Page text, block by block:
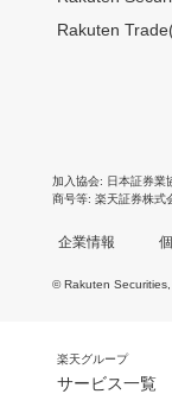
Rakuten
加入協会 日本証券業
商号等 楽天証券株式
企業情報
© Rakuten Securities,
楽天グループ
サービス一覧